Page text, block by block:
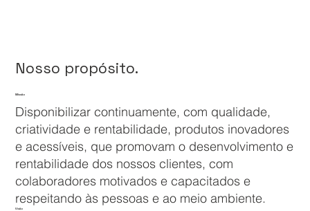
Nosso propósito.
Disponibilizar continuamente, com qualidade,
criatividade e rentabilidade, produtos inovadores
e acessíveis, que promovam o desenvolvimento e
rentabilidade dos nossos clientes, com
colaboradores motivados e capacitados e
respeitando às pessoas e ao meio ambiente.
Missão
Visão